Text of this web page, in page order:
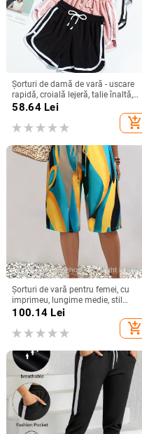
Șorturi de damă de vară - uscare
rapidă, croială lejeră, talie înaltă,
largi, pentru fitness și relaxare, Plus
58.64Lei
add_shopping_cart
Șorturi de vară pentru femei, cu
imprimeu, lungime medie, stil
casual european-american, fără
100.14 Lei
add_shopping_cart